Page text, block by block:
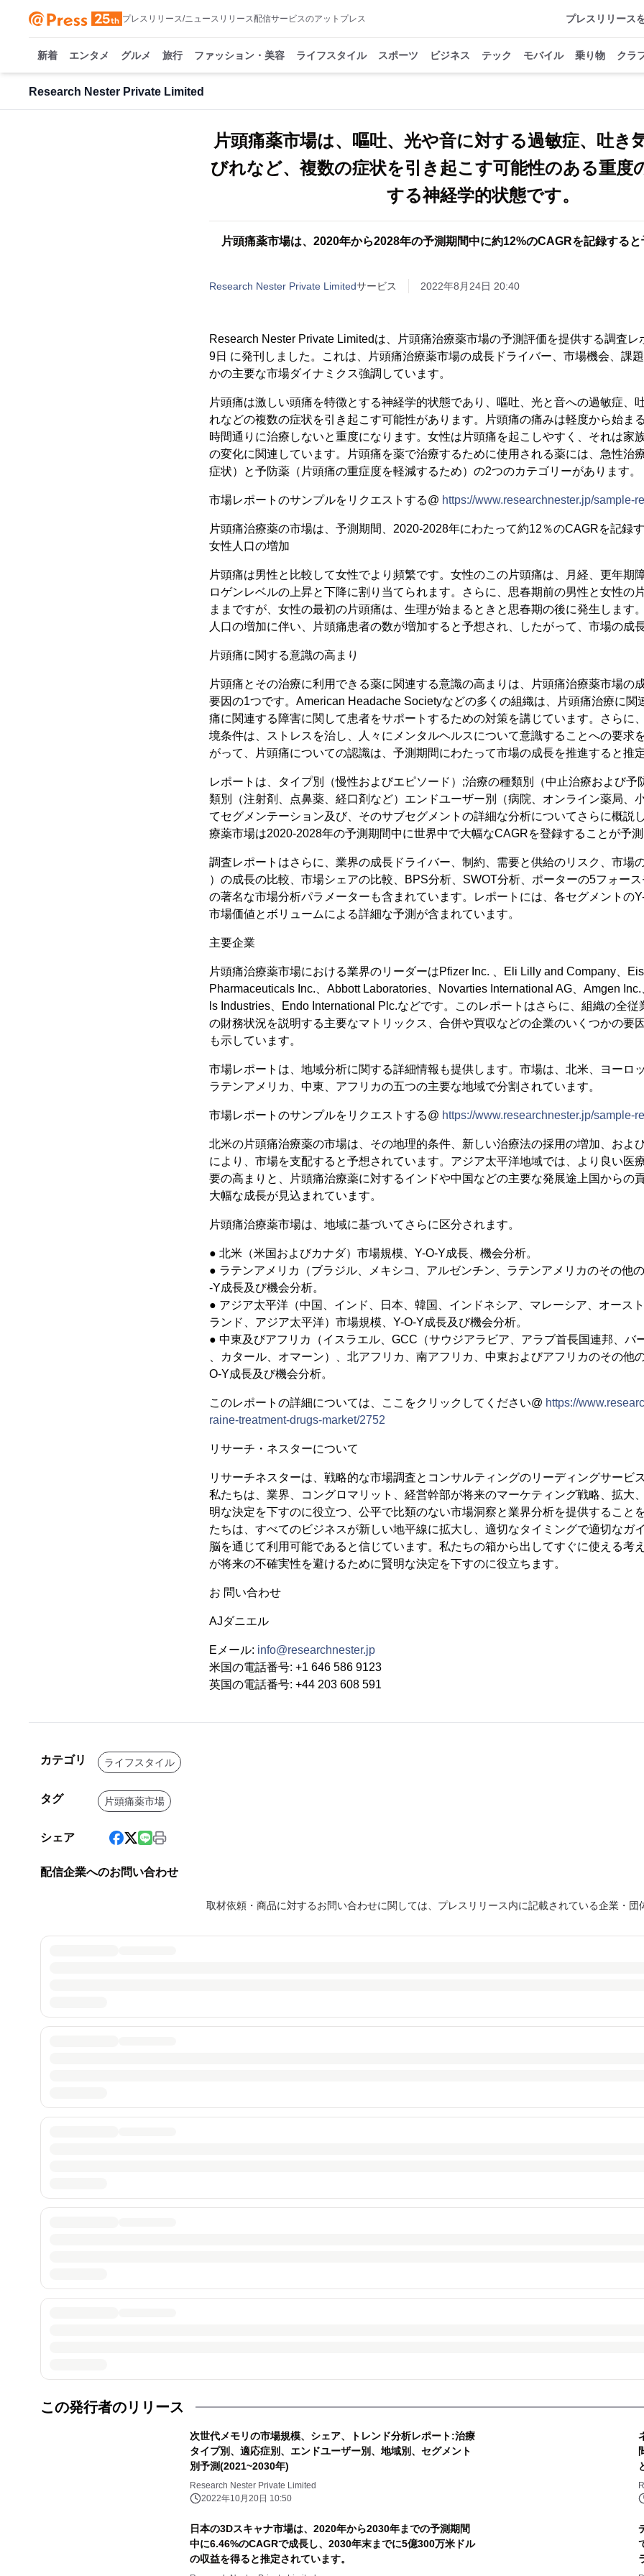
プレスリリース/ニュースリリース配信サービスのアットプレス プレスリリース
新着 エンタメ グルメ 旅行 ファッション・美容 ライフスタイル スポーツ ビジネス テック モバイル 乗り物 クラ
Research Nester Private Limited
片頭痛薬市場は、嘔吐、光や音に対する過敏症、吐き
びれなど、複数の症状を引き起こす可能性のある重度
する神経学的状態です。
片頭痛薬市場は、2020年から2028年の予測期間中に約12%のCAGRを記録すると
Research Nester Private Limitedサービス 2022年8月24日 20:40
Research Nester Private Limitedは、片頭痛治療薬市場の予測評価を提供する調査レ
9日 に発刊しました。これは、片頭痛治療薬市場の成長ドライバー、市場機会、課
かの主要な市場ダイナミクス強調しています。
片頭痛は激しい頭痛を特徴とする神経学的状態であり、嘔吐、光と音への過敏症、
れなどの複数の症状を引き起こす可能性があります。片頭痛の痛みは軽度から始ま
時間通りに治療しないと重度になります。女性は片頭痛を起こしやすく、それは家
の変化に関連しています。片頭痛を薬で治療するために使用される薬には、急性治
症状）と予防薬（片頭痛の重症度を軽減するため）の2つのカテゴリーがあります。
市場レポートのサンプルをリクエストする@ https://www.researchnester.jp/sample-
片頭痛治療薬の市場は、予測期間、2020-2028年にわたって約12％のCAGRを記録
女性人口の増加
片頭痛は男性と比較して女性でより頻繁です。女性のこの片頭痛は、月経、更年期
ロゲンレベルの上昇と下降に割り当てられます。さらに、思春期前の男性と女性の
ままですが、女性の最初の片頭痛は、生理が始まるときと思春期の後に発生します
人口の増加に伴い、片頭痛患者の数が増加すると予想され、したがって、市場の成
片頭痛に関する意識の高まり
片頭痛とその治療に利用できる薬に関連する意識の高まりは、片頭痛治療薬市場の
要因の1つです。American Headache Societyなどの多くの組織は、片頭痛治療に関
痛に関連する障害に関して患者をサポートするための対策を講じています。さらに
境条件は、ストレスを治し、人々にメンタルヘルスについて意識することへの要求
がって、片頭痛についての認識は、予測期間にわたって市場の成長を推進すると推定
レポートは、タイプ別（慢性およびエピソード）;治療の種類別（中止治療および予
類別（注射剤、点鼻薬、経口剤など）エンドユーザー別（病院、オンライン薬局、
てセグメンテーション及び、そのサブセグメントの詳細な分析についてさらに概説
療薬市場は2020-2028年の予測期間中に世界中で大幅なCAGRを登録することが予測
調査レポートはさらに、業界の成長ドライバー、制約、需要と供給のリスク、市場
）の成長の比較、市場シェアの比較、BPS分析、SWOT分析、ポーターの5フォー
の著名な市場分析パラメーターも含まれています。レポートには、各セグメントの
市場価値とボリュームによる詳細な予測が含まれています。
主要企業
片頭痛治療薬市場における業界のリーダーはPfizer Inc. 、Eli Lilly and Company、
Pharmaceuticals Inc.、Abbott Laboratories、Novarties International AG、Amgen
ls Industries、Endo International Plc.などです。このレポートはさらに、組織の全従
の財務状況を説明する主要なマトリックス、合併や買収などの企業のいくつかの要
も示しています。
市場レポートは、地域分析に関する詳細情報も提供します。市場は、北米、ヨーロ
ラテンアメリカ、中東、アフリカの五つの主要な地域で分割されています。
市場レポートのサンプルをリクエストする@ https://www.researchnester.jp/sample-
北米の片頭痛治療薬の市場は、その地理的条件、新しい治療法の採用の増加、およ
により、市場を支配すると予想されています。アジア太平洋地域では、より良い医
要の高まりと、片頭痛治療薬に対するインドや中国などの主要な発展途上国からの
大幅な成長が見込まれています。
片頭痛治療薬市場は、地域に基づいてさらに区分されます。
● 北米（米国およびカナダ）市場規模、Y-O-Y成長、機会分析。
● ラテンアメリカ（ブラジル、メキシコ、アルゼンチン、ラテンアメリカのその他
-Y成長及び機会分析。
● アジア太平洋（中国、インド、日本、韓国、インドネシア、マレーシア、オース
ランド、アジア太平洋）市場規模、Y-O-Y成長及び機会分析。
● 中東及びアフリカ（イスラエル、GCC（サウジアラビア、アラブ首長国連邦、バ
、カタール、オマーン）、北アフリカ、南アフリカ、中東およびアフリカのその他
O-Y成長及び機会分析。
このレポートの詳細については、ここをクリックしてください@ https://
raine-treatment-drugs-market/2752
リサーチ・ネスターについて
リサーチネスターは、戦略的な市場調査とコンサルティングのリーディングサービ
私たちは、業界、コングロマリット、経営幹部が将来のマーケティング戦略、拡大
明な決定を下すのに役立つ、公平で比類のない市場洞察と業界分析を提供すること
たちは、すべてのビジネスが新しい地平線に拡大し、適切なタイミングで適切なガ
脳を通じて利用可能であると信じています。私たちの箱から出してすぐに使える考
が将来の不確実性を避けるために賢明な決定を下すのに役立ちます。
お 問い合わせ
AJダニエル
Eメール: info@researchnester.jp
米国の電話番号: +1 646 586 9123
英国の電話番号: +44 203 608 591
カテゴリ ライフスタイル
タグ 片頭痛薬市場
シェア
配信企業へのお問い合わせ
取材依頼・商品に対するお問い合わせに関しては、プレスリリース内に記載されている企業・団
この発行者のリリース
次世代メモリの市場規模、シェア、トレンド分析レポート:治療
タイプ別、適応症別、エンドユーザー別、地域別、セグメント
別予測(2021~2030年)
Research Nester Private Limited
2022年10月20日 10:50
日本の3Dスキャナ市場は、2020年から2030年までの予測期間
中に6.46%のCAGRで成長し、2030年末までに5億300万米ドル
の収益を得ると推定されています。